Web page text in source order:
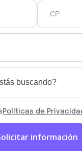
buscando?
Políticas de